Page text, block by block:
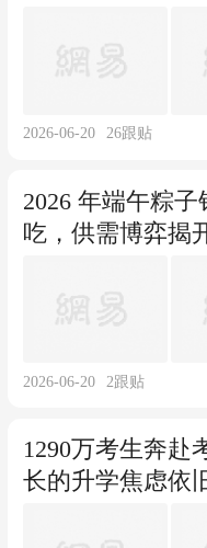
2026-06-20 26跟贴
2026 年端午粽
吃，供需博弈揭
2026-06-20 2跟贴
1290万考生奔赴
长的升学焦虑依